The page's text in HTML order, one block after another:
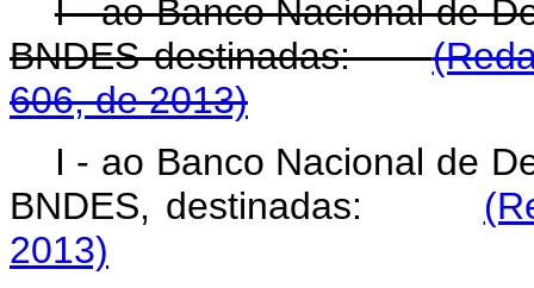
I - ao Banco Nacional de
BNDES destinadas:
606, de 2013)
I - ao Banco Nacional de
BNDES, destinadas:
2013)